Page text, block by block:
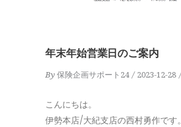
年末年始営業日のご案内
By 保険企画サポート24 2023-12-28
こんにちは。
伊勢本店/大紀支店の西村勇作です。